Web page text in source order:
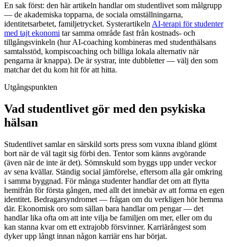
En sak först: den här artikeln handlar om studentlivet som målgrupp
— de akademiska topparna, de sociala omställningarna,
identitetsarbetet, familjetrycket. Systerartikeln AI-terapi för studenter
med tajt ekonomi tar samma område fast från kostnads- och
tillgångsvinkeln (hur AI-coaching kombineras med studenthälsans
samtalsstöd, kompiscoaching och billiga lokala alternativ när
pengarna är knappa). De är systrar, inte dubbletter — välj den som
matchar det du kom hit för att hitta.
Utgångspunkten
Vad studentlivet gör med den psykiska
hälsan
Studentlivet samlar en särskild sorts press som vuxna ibland glömt
bort när de väl tagit sig förbi den. Tentor som känns avgörande
(även när de inte är det). Sömnskuld som byggs upp under veckor
av sena kvällar. Ständig social jämförelse, eftersom alla går omkring
i samma byggnad. För många studenter handlar det om att flytta
hemifrån för första gången, med allt det innebär av att forma en egen
identitet. Bedragarsyndromet — frågan om du verkligen hör hemma
där. Ekonomisk oro som sällan bara handlar om pengar — det
handlar lika ofta om att inte vilja be familjen om mer, eller om du
kan stanna kvar om ett extrajobb försvinner. Karriärångest som
dyker upp långt innan någon karriär ens har börjat.